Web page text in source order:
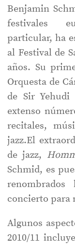
Benjamin
festivales
particular, ha
al Festival de
años. Su
Orquesta de
de Sir
extenso
recitales,
jazz.El
de jazz,
Schmid, es
concierto para
Algunos
2010/11